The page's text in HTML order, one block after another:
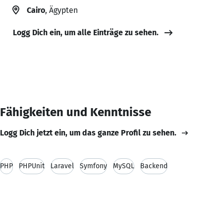
Cairo, Ägypten
Logg Dich ein, um alle Einträge zu sehen.
Fähigkeiten und Kenntnisse
Logg Dich jetzt ein, um das ganze Profil zu sehen.
PHP PHPUnit Laravel Symfony MySQL Backend